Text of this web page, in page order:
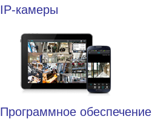
IP-камеры
Программное обеспечение